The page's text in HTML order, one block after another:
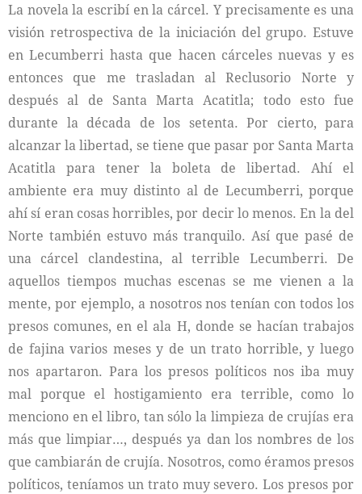
La novela la escribí en la cárcel. Y precisamente es una
visión retrospectiva de la iniciación del grupo. Estuve
en Lecumberri hasta que hacen cárceles nuevas y es
entonces que me trasladan al Reclusorio Norte y
después al de Santa Marta Acatitla; todo esto fue
durante la década de los setenta. Por cierto, para
alcanzar la libertad, se tiene que pasar por Santa Marta
Acatitla para tener la boleta de libertad. Ahí el
ambiente era muy distinto al de Lecumberri, porque
ahí sí eran cosas horribles, por decir lo menos. En la del
Norte también estuvo más tranquilo. Así que pasé de
una cárcel clandestina, al terrible Lecumberri. De
aquellos tiempos muchas escenas se me vienen a la
mente, por ejemplo, a nosotros nos tenían con todos los
presos comunes, en el ala H, donde se hacían trabajos
de fajina varios meses y de un trato horrible, y luego
nos apartaron. Para los presos políticos nos iba muy
mal porque el hostigamiento era terrible, como lo
menciono en el libro, tan sólo la limpieza de crujías era
más que limpiar…, después ya dan los nombres de los
que cambiarán de crujía. Nosotros, como éramos presos
políticos, teníamos un trato muy severo. Los presos por